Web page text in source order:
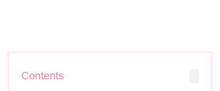
Contents